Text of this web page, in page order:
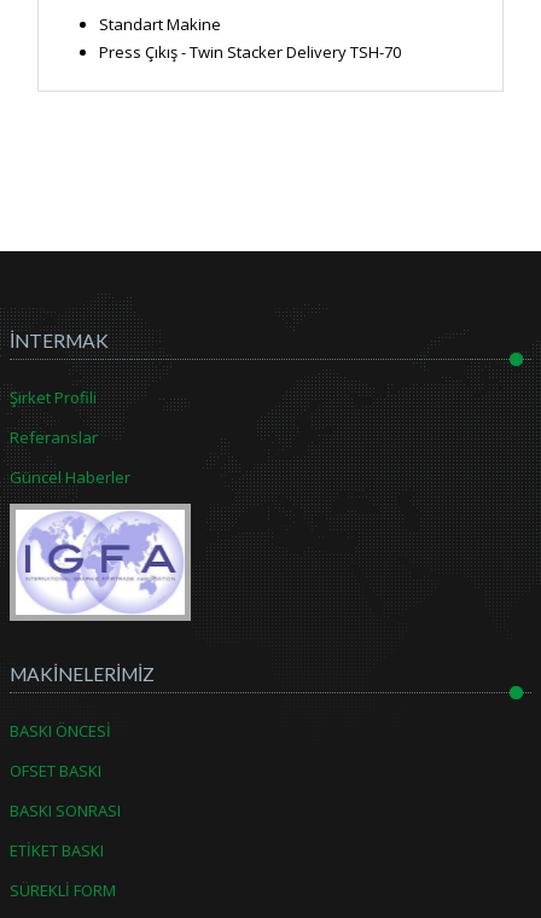
Standart Makine
Press Çıkış - Twin Stacker Delivery TSH-70
İNTERMAK
Şirket Profili
Referanslar
Güncel Haberler
MAKİNELERİMİZ
BASKI ÖNCESİ
OFSET BASKI
BASKI SONRASI
ETİKET BASKI
SÜREKLİ FORM